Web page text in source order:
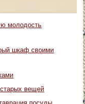
молодость
шкаф своими
вещей